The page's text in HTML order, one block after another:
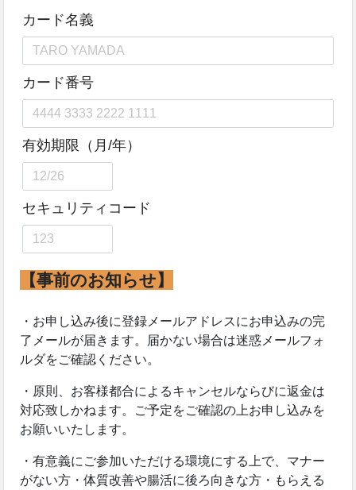
【事前のお知らせ】
・お申し込み後に登録メールアドレスにお申込みの完
了メールが届きます。届かない場合は迷惑メールフォ
ルダをご確認ください。
・原則、お客様都合によるキャンセルならびに返金は
対応致しかねます。ご予定をご確認の上お申し込みを
お願いいたします。
・有意義にご参加いただける環境にする上で、マナー
がない方・体質改善や腸活に後ろ向きな方・もらえる